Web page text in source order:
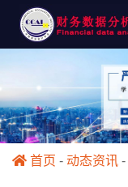
首页 - 动态资讯 -